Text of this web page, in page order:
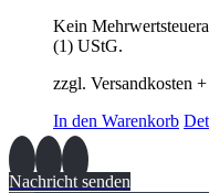
Kein
(1) UStG.
zzgl. Versandkosten
In den Warenkorb
Nachricht senden